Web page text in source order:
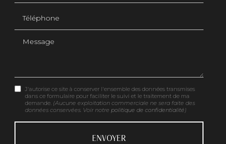
Message
J'autorise ce site à conserver l'ensemble des données transmises
dans ce formulaire pour faciliter le suivi et le traitement de ma
demande. (Aucune exploitation commerciale ne sera faite des
données conservées. Voir notre politique de confidentialité )